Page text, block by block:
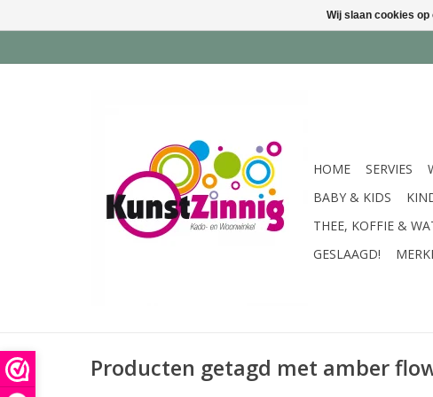
HOME SERVIES
BABY & KIDS
THEE, KOFFIE &
GESLAAGD!
Producten getagd met amber
Wij slaan cookies